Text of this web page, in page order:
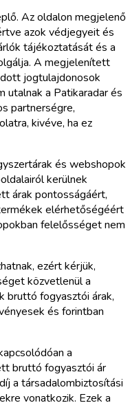
Az oldalon megjelenő
azok védjegyeit és
tájékoztatását és a
A megjelenített
jogtulajdonosok
utalnak a Patikaradar és
partnerségre,
kivéve, ha ez
és webshopok
kerülnek
árak pontosságáért,
elérhetőségéért
felelősséget nem
ezért kérjük,
közvetlenül a
bruttó fogyasztói árak,
és forintban
a
bruttó fogyasztói ár
a társadalombiztosítási
vonatkozik. Ezek a